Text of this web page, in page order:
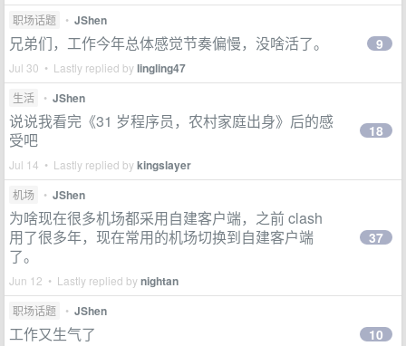
职场话题 • JShen
兄弟们，工作今年总体感觉节奏偏慢，没啥活了。
Jul 30 • Lastly replied bylingling47
9
生活 • JShen
说说我看完《31 岁程序员，农村家庭出身》后的感
受吧
Jul 14 • Lastly replied bykingslayer
18
机场 • JShen
为啥现在很多机场都采用自建客户端，之前 clash
用了很多年，现在常用的机场切换到自建客户端
了。
Jun 12 • Lastly replied bynightan
37
职场话题 • JShen
工作又生气了 10